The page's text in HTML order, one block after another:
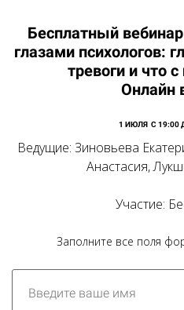
Бесплатный
глазами психологов:
тревоги и что
Онлайн
1 ИЮЛЯ С 19:00
Ведущие: Зиновьева
Анастасия,
Участие:
Заполните все поля